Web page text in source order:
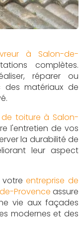
à Salon-de-
complètes.
réparer ou
des matériaux de
toiture à Salon-
l'entretien de vos
la durabilité de
leur aspect
votreentreprise de
Provence assure
vie aux façades
modernes et des